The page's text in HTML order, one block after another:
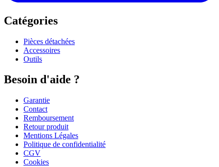
Catégories
Pièces détachées
Accessoires
Outils
Besoin d'aide ?
Garantie
Contact
Remboursement
Retour produit
Mentions Légales
Politique de confidentialité
CGV
Cookies